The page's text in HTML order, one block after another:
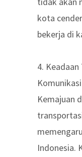
kota
bekerja di
4.
Komunikasi
Kemajuan
Indonesia.